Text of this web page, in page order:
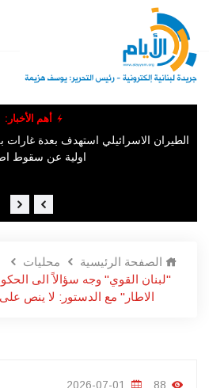
أهم الأخبار:
الطيران الاسرائيلي استهدف بعدة غارات
اولية عن سقوط
الصفحة الرئيسية
محليات
"لبنان القوي" وجه سؤالاً الى
الاطار" مع الدستور: لا ينص